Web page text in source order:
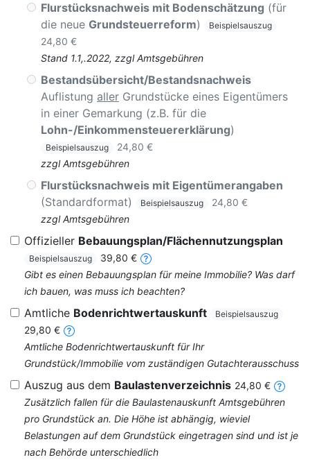
Flurstücksnachweis mit Bodenschätzung (für
die neue Grundsteuerreform) Beispielsauszug
24,80 €
Stand 1.1,.2022, zzgl Amtsgebühren
Bestandsübersicht/Bestandsnachweis
Auflistung aller Grundstücke eines Eigentümers
in einer Gemarkung (z.B. für die
Lohn-/Einkommensteuererklärung)
Beispielsauszug
24,80 €
zzgl Amtsgebühren
Flurstücksnachweis mit Eigentümerangaben
(Standardformat)
Beispielsauszug
24,80 €
zzgl Amtsgebühren
Offizieller Bebauungsplan/Flächennutzungsplan
Beispielsauszug
39,80 €
Gibt es einen Bebauungsplan für meine Immobilie? Was darf
ich bauen, was muss ich beachten?
Amtliche Bodenrichtwertauskunft Beispielsauszug
29,80 €
Amtliche Bodenrichtwertauskunft für Ihr
Grundstück/Immobilie vom zuständigen Gutachterausschuss
Auszug aus dem Baulastenverzeichnis 24,80 €
Zusätzlich fallen für die Baulastenauskunft Amtsgebühren
pro Grundstück an. Die Höhe ist abhängig, wieviel
Belastungen auf dem Grundstück eingetragen sind und ist je
nach Behörde unterschiedlich